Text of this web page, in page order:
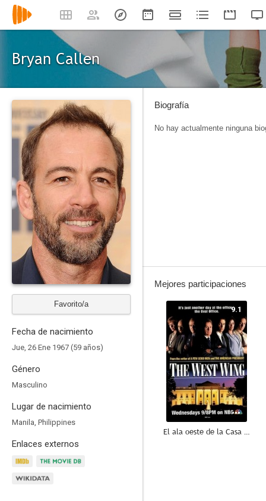
Bryan Callen
Favorito/a
Fecha de nacimiento
Jue, 26 Ene 1967 (59 años)
Género
Masculino
Lugar de nacimiento
Manila, Philippines
Enlaces externos
Biografía
No hay actualmente ninguna
Mejores participaciones
9.1
El ala oeste de la Casa Blanca